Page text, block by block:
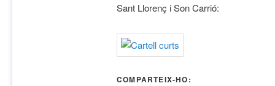
Sant Llorenç i Son Carrió:
COMPARTEIX-HO: